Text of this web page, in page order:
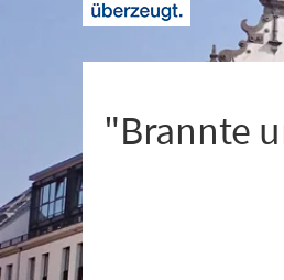
"Brannte